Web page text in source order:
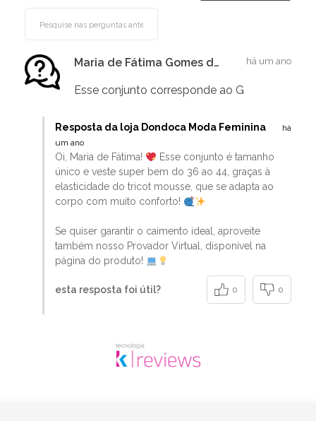
Maria de Fátima Gomes dos Santos há um ano
Esse conjunto corresponde ao G
Resposta da loja Dondoca Moda Feminina
há
um ano
Oi, Maria de Fátima!
Esse conjunto é tamanho
único e veste super bem do 36 ao 44, graças à
elasticidade do tricot mousse, que se adapta ao
corpo com muito conforto!
Se quiser garantir o caimento ideal, aproveite
também nosso Provador Virtual, disponível na
página do produto!
esta resposta foi útil? 0 0